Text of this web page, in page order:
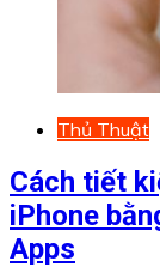
Thủ Thuật
Cách tiết
iPhone
Apps